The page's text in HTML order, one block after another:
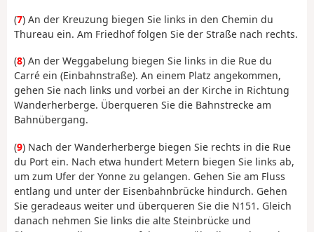
(7) An der Kreuzung biegen Sie links in den Chemin du
Thureau ein. Am Friedhof folgen Sie der Straße nach rechts.
(8) An der Weggabelung biegen Sie links in die Rue du
Carré ein (Einbahnstraße). An einem Platz angekommen,
gehen Sie nach links und vorbei an der Kirche in Richtung
Wanderherberge. Überqueren Sie die Bahnstrecke am
Bahnübergang.
(9) Nach der Wanderherberge biegen Sie rechts in die Rue
du Port ein. Nach etwa hundert Metern biegen Sie links ab,
um zum Ufer der Yonne zu gelangen. Gehen Sie am Fluss
entlang und unter der Eisenbahnbrücke hindurch. Gehen
Sie geradeaus weiter und überqueren Sie die N151. Gleich
danach nehmen Sie links die alte Steinbrücke und